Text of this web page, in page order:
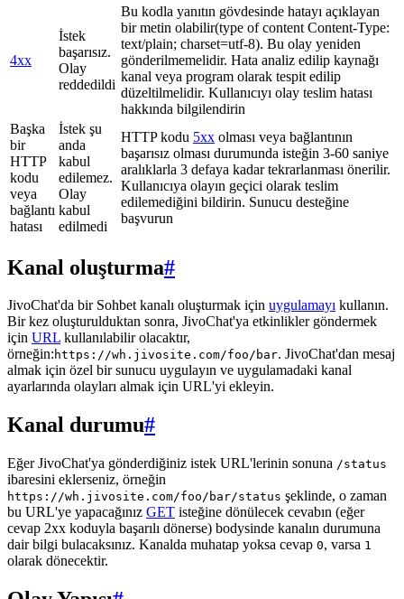
4xx
İstek
başarısız.
Olay
reddedildi
Bu kodla yanıtın gövdesinde hatayı açıklayan
bir metin olabilir(type of content Content-Type:
text/plain; charset=utf-8). Bu olay yeniden
gönderilmemelidir. Hata analiz edilip kaynağı
kanal veya program olarak tespit edilip
düzeltilmelidir. Kullanıcıyı olay teslim hatası
hakkında bilgilendirin
Başka
bir
HTTP
kodu
veya
bağlantı
hatası
İstek şu
anda
kabul
edilemez.
Olay
kabul
edilmedi
HTTP kodu 5xx olması veya bağlantının
başarısız olması durumunda isteğin 3-60 saniye
aralıklarla 3 defaya kadar tekrarlanması önerilir.
Kullanıcıya olayın geçici olarak teslim
edilemediğini bildirin. Sunucu desteğine
başvurun
Kanal oluşturma#
JivoChat'da bir Sohbet kanalı oluşturmak için uygulamayı kullanın.
Bir kez oluşturulduktan sonra, JivoChat'ya etkinlikler göndermek
için URL kullanılabilir olacaktır,
örneğin: https://wh.jivosite.com/foo/bar. JivoChat'dan mesaj
almak için özel bir sunucu uygulayın ve uygulamadaki kanal
ayarlarında olayları almak için URL'yi ekleyin.
Kanal durumu#
Eğer JivoChat'ya gönderdiğiniz istek URL'lerinin sonuna /status
ibaresini eklerseniz, örneğin
https://wh.jivosite.com/foo/bar/status şeklinde, o zaman
bu URL'ye yapacağınız GET isteğine dönülecek cevabın (eğer
cevap 2xx koduyla başarılı dönerse) bodysinde kanalın durumuna
dair bilgi bulacaksınız. Kanalda muhatap yoksa cevap 0, varsa 1
olarak dönecektir.